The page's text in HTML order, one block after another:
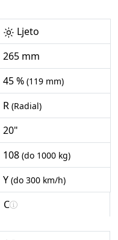
Ljeto
265 mm
45 % (119 mm)
R (Radial)
20"
108 (do 1000 kg)
Y (do 300 km/h)
C